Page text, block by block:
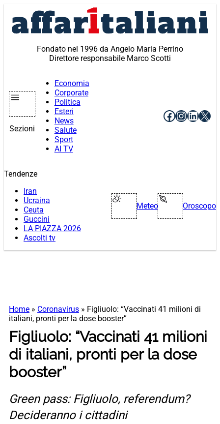
contenuto
Fondato nel 1996 da Angelo Maria Perrino
Direttore responsabile Marco Scotti
Sezioni
Economia
Corporate
Politica
Esteri
News
Salute
Sport
AI TV
Facebook
X
Tendenze
Iran
Ucraina
Ceuta
Guccini
LA PIAZZA 2026
Ascolti tv
Meteo Oroscopo
Home » Coronavirus » Figliuolo: “Vaccinati 41 milioni di
italiani, pronti per la dose booster”
Figliuolo: “Vaccinati 41 milioni
di italiani, pronti per la dose
booster”
Green pass: Figliuolo, referendum?
Decideranno i cittadini